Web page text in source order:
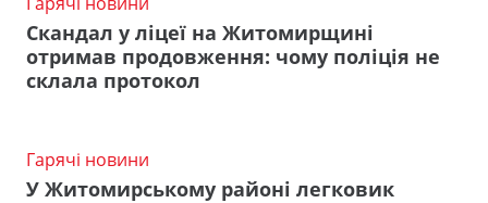
Скандал у ліцеї на Житомирщині
отримав продовження: чому поліція не
склала протокол
Гарячі новини
У Житомирському районі легковик